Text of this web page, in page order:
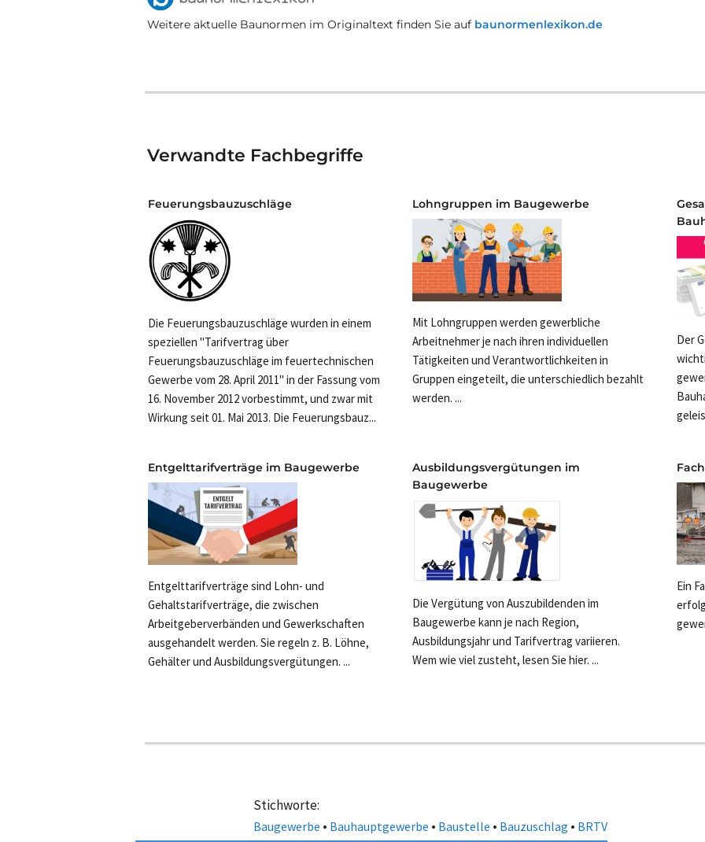
Weitere aktuelle Baunormen im Originaltext finden Sie auf baunormenlexikon.de
Verwandte Fachbegriffe
Feuerungsbauzuschläge
Die Feuerungsbauzuschläge wurden in einem
speziellen "Tarifvertrag über
Feuerungsbauzuschläge im feuertechnischen
Gewerbe vom 28. April 2011" in der Fassung vom
16. November 2012 vorbestimmt, und zwar mit
Wirkung seit 01. Mai 2013. Die Feuerungsbauz...
Lohngruppen im Baugewerbe
Mit Lohngruppen werden gewerbliche
Arbeitnehmer je nach ihren individuellen
Tätigkeiten und Verantwortlichkeiten in
Gruppen eingeteilt, die unterschiedlich bezahlt
werden. ...
Der
Entgelttarifverträge im Baugewerbe
Entgelttarifverträge sind Lohn- und
Gehaltstarifverträge, die zwischen
Arbeitgeberverbänden und Gewerkschaften
ausgehandelt werden. Sie regeln z. B. Löhne,
Gehälter und Ausbildungsvergütungen. ...
Ausbildungsvergütungen im
Baugewerbe
Die Vergütung von Auszubildenden im
Baugewerbe kann je nach Region,
Ausbildungsjahr und Tarifvertrag variieren.
Wem wie viel zusteht, lesen Sie hier. ...
Ein
Stichworte:
Baugewerbe • Bauhauptgewerbe • Baustelle • Bauzuschlag • BRTV